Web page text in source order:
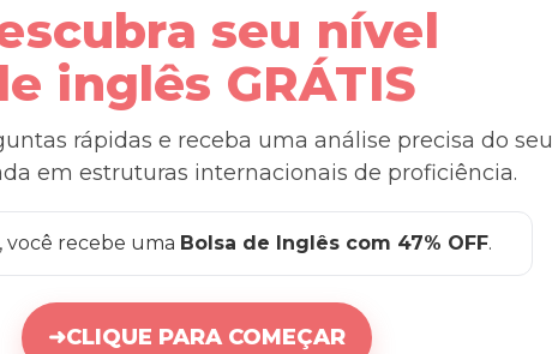
seu nível
inglês GRÁTIS
rápidas e receba uma análise precisa do seu
em estruturas internacionais de proficiência.
você recebe uma Bolsa de Inglês com 47% OFF.
➜CLIQUE PARA COMEÇAR